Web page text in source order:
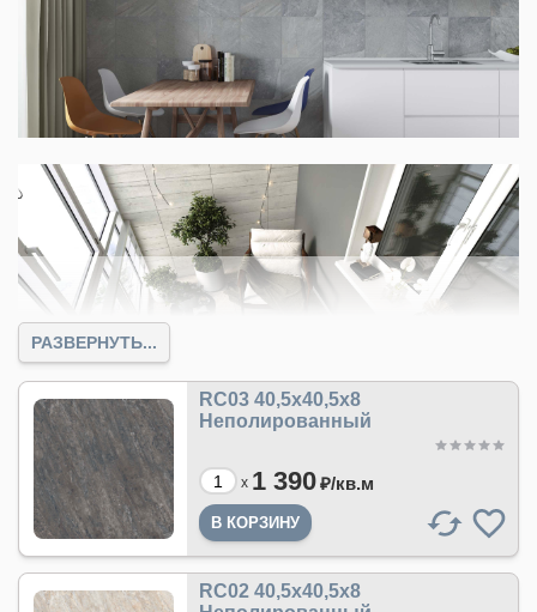
От1295руб.
Производитель:
Estima Сити
Размер:
30x60, 40x40
РАЗВЕРНУТЬ...
RC03 40,5x40,5x8
Неполированный
x 1 390₽/кв.м
RC02 40,5x40,5x8